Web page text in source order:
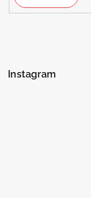
Instagram